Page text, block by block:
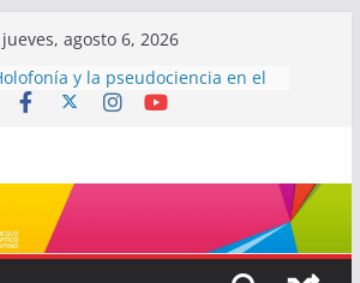
jueves, agosto 6, 2026
y la pseudociencia en el
audio
(o cómo debatir sin
a los golpes)
menos capaces de lo que